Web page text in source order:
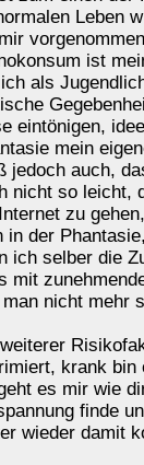
Leben
ist
als
eintönigen,
mein
jedoch auch,
nicht so leicht,
zu
in der
ich selber die
mit
man nicht mehr
krank bin
es mir wie
finde
wieder damit